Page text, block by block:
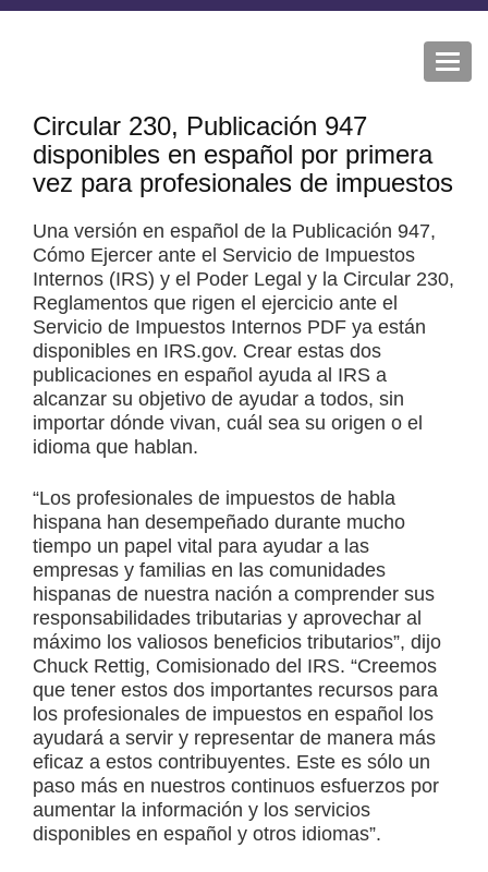
Circular 230, Publicación 947
disponibles en español por primera
vez para profesionales de impuestos
Una versión en español de la Publicación 947,
Cómo Ejercer ante el Servicio de Impuestos
Internos (IRS) y el Poder Legal y la Circular 230,
Reglamentos que rigen el ejercicio ante el
Servicio de Impuestos Internos PDF ya están
disponibles en IRS.gov. Crear estas dos
publicaciones en español ayuda al IRS a
alcanzar su objetivo de ayudar a todos, sin
importar dónde vivan, cuál sea su origen o el
idioma que hablan.
“Los profesionales de impuestos de habla
hispana han desempeñado durante mucho
tiempo un papel vital para ayudar a las
empresas y familias en las comunidades
hispanas de nuestra nación a comprender sus
responsabilidades tributarias y aprovechar al
máximo los valiosos beneficios tributarios”, dijo
Chuck Rettig, Comisionado del IRS. “Creemos
que tener estos dos importantes recursos para
los profesionales de impuestos en español los
ayudará a servir y representar de manera más
eficaz a estos contribuyentes. Este es sólo un
paso más en nuestros continuos esfuerzos por
aumentar la información y los servicios
disponibles en español y otros idiomas”.